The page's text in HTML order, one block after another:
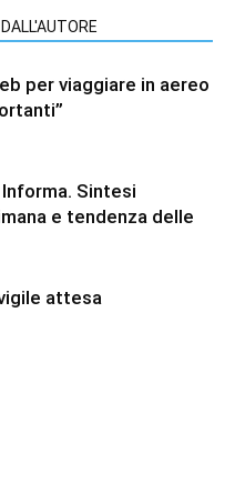
per viaggiare in aereo
Sintesi
e tendenza delle
attesa